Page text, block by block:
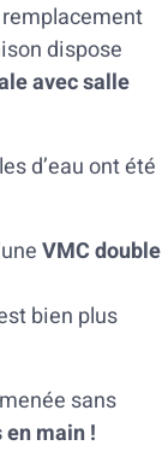
dispose
avec salle
d’eau ont été
VMC double
bien plus
menée sans
main !